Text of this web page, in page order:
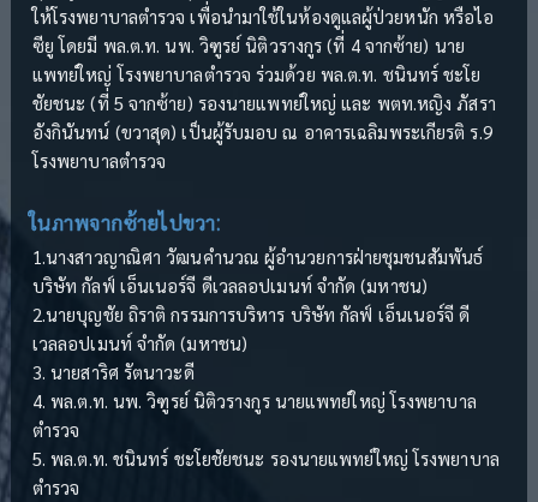
ให้โรงพยาบาลตำรวจ เพื่อนำมาใช้ในห้องดูแลผู้ป่วยหนัก หรือไอ
ซียู โดยมี พล.ต.ท. นพ. วิฑูรย์ นิติวรางกูร (ที่ 4 จากซ้าย) นาย
แพทย์ใหญ่ โรงพยาบาลตำรวจ ร่วมด้วย พล.ต.ท. ชนินทร์ ชะโย
ชัยชนะ (ที่ 5 จากซ้าย) รองนายแพทย์ใหญ่ และ พตท.หญิง ภัสรา
อังกินันทน์ (ขวาสุด) เป็นผู้รับมอบ ณ อาคารเฉลิมพระเกียรติ ร.9
โรงพยาบาลตำรวจ
ในภาพจากซ้ายไปขวา:
1.นางสาวญาณิศา วัฒนคำนวณ ผู้อำนวยการฝ่ายชุมชนสัมพันธ์
บริษัท กัลฟ์ เอ็นเนอร์จี ดีเวลลอปเมนท์ จำกัด (มหาชน)
2.นายบุญชัย ถิราติ กรรมการบริหาร บริษัท กัลฟ์ เอ็นเนอร์จี ดี
เวลลอปเมนท์ จำกัด (มหาชน)
3. นายสาริศ รัตนาวะดี
4. พล.ต.ท. นพ. วิฑูรย์ นิติวรางกูร นายแพทย์ใหญ่ โรงพยาบาล
ตำรวจ
5. พล.ต.ท. ชนินทร์ ชะโยชัยชนะ รองนายแพทย์ใหญ่ โรงพยาบาล
ตำรวจ